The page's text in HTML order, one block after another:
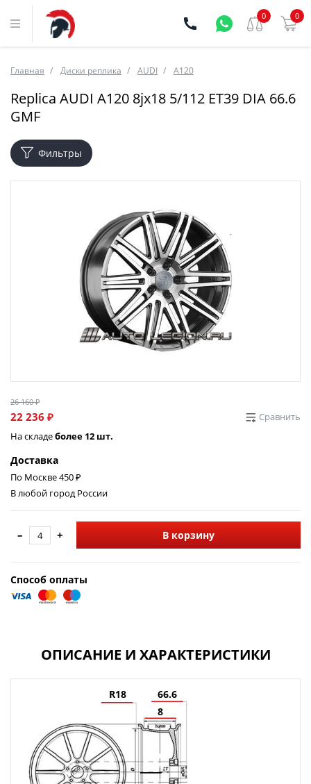
0 0
Главная Диски реплика AUDI A120
Replica AUDI A120 8jx18 5/112 ET39 DIA 66.6
GMF
Фильтры
26 160 ₽
22 236 ₽
Сравнить
На складеболее 12 шт.
Доставка
По Москве 450 ₽
В любой город России
– + В корзину
Способ оплаты
ОПИСАНИЕ И ХАРАКТЕРИСТИКИ
R18
66.6
8